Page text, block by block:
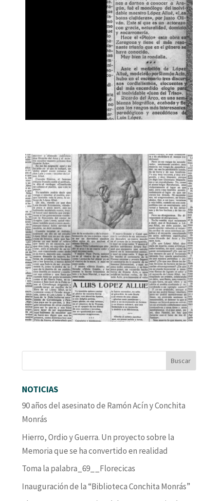
NOTICIAS
90 años del asesinato de Ramón Acín y Conchita
Monrás
Hierro, Ordio y Guerra. Un proyecto sobre la
Memoria que se ha convertido en realidad
Toma la palabra_69__Florecicas
Inauguración de la “Biblioteca Conchita Monrás”